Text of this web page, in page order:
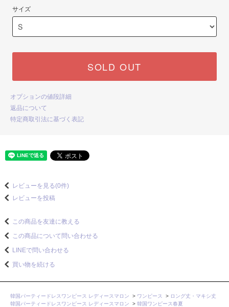
サイズ
SOLD OUT
オプションの値段詳細
返品について
特定商取引法に基づく表記
レビューを見る(0件)
レビューを投稿
この商品を友達に教える
この商品について問い合わせる
LINEで問い合わせる
買い物を続ける
韓国パーティードレスワンピース レディースマロン > ワンピース > ロング丈・マキシ丈
韓国パーティードレスワンピース レディースマロン
> 韓国ワンピース春夏